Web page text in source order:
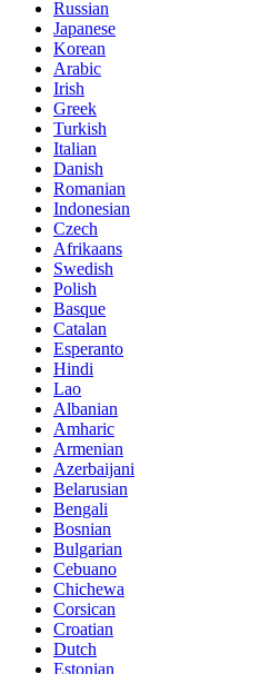
Russian
Japanese
Korean
Arabic
Irish
Greek
Turkish
Italian
Danish
Romanian
Indonesian
Czech
Afrikaans
Swedish
Polish
Basque
Catalan
Esperanto
Hindi
Lao
Albanian
Amharic
Armenian
Azerbaijani
Belarusian
Bengali
Bosnian
Bulgarian
Cebuano
Chichewa
Corsican
Croatian
Dutch
Estonian